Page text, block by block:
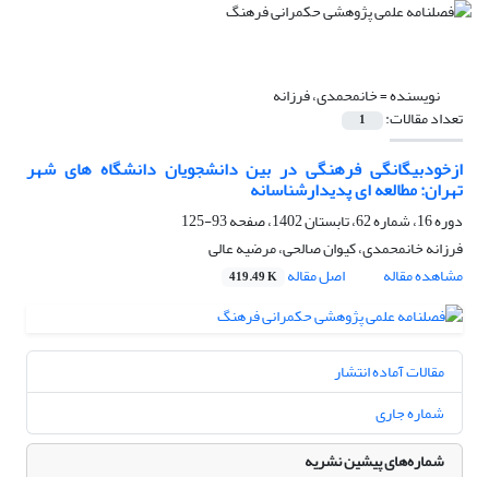
نویسنده =خانمحمدی، فرزانه
تعداد مقالات: 1
ازخودبیگانگی فرهنگی در بین دانشجویان دانشگاه های شهر
تهران: مطالعه ای پدیدارشناسانه
دوره 16، شماره 62، تابستان 1402، صفحه
93-125
فرزانه خانمحمدی، کیوان صالحی، مرضیه عالی
مشاهده مقاله
اصل مقاله 419.49 K
مقالات آماده انتشار
شماره جاری
شماره‌های پیشین نشریه